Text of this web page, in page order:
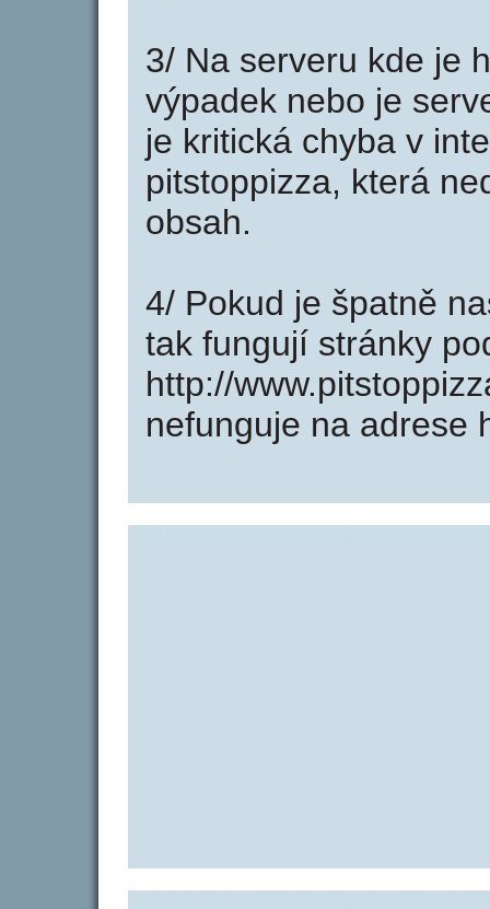
3/ Na serveru kde je
výpadek nebo je
je kritická chyba v
pitstoppizza, která
obsah.
4/ Pokud je špatně
tak fungují stránky
http://
nefunguje na adrese